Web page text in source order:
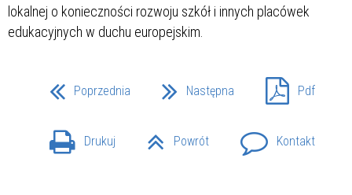
lokalnej o konieczności rozwoju szkół i innych placówek
edukacyjnych w duchu europejskim.
Poprzednia Następna Pdf
Drukuj Powrót Kontakt